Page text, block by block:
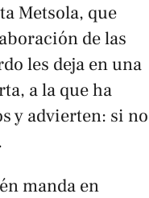
Metsola, que
de las
les deja en una
a la que ha
y advierten: si no
manda en